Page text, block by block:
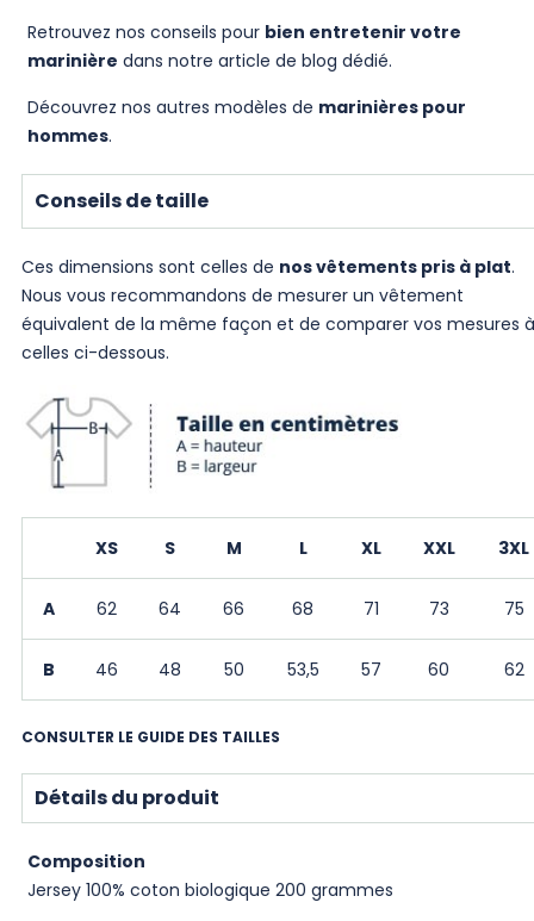
Retrouvez nos conseils pour bien entretenir votre
marinière dans notre article de blog dédié.
Découvrez nos autres modèles de marinières pour
hommes.
Conseils de taille
Ces dimensions sont celles de nos vêtements pris à plat.
Nous vous recommandons de mesurer un vêtement
équivalent de la même façon et de comparer vos mesures à
celles ci-dessous.
XS S M L XL XXL 3XL
A 62 64 66 68 71 73 75
B 46 48 50 53,5 57 60 62
CONSULTER LE GUIDE DES TAILLES
Détails du produit
Composition
Jersey 100% coton biologique 200 grammes